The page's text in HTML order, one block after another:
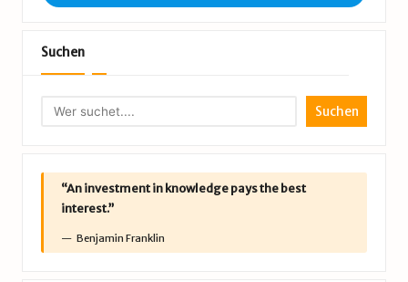
Suchen
Suchen
“An investment in knowledge pays the best
interest.”
Benjamin Franklin